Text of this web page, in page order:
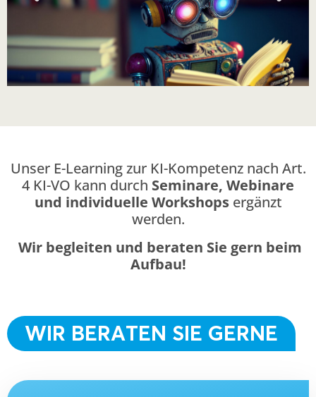
Unser E-Learning zur KI-Kompetenz nach Art.
4 KI-VO kann durch Seminare, Webinare
und individuelle Workshopsergänzt
werden.
Wir begleiten und beraten Sie gern beim
Aufbau!
WIR BERATEN SIE GERNE